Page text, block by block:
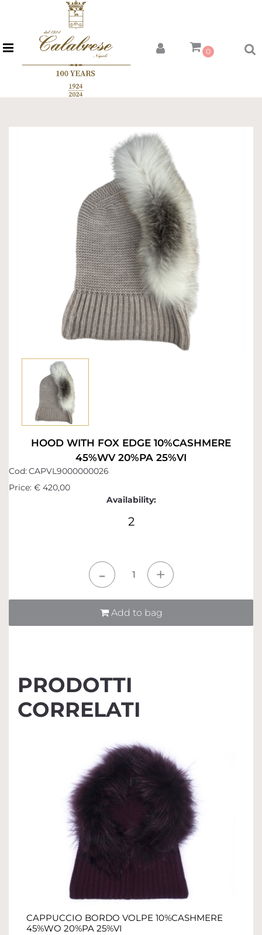
Open menu 0
HOOD WITH FOX EDGE 10%CASHMERE
45%WV 20%PA 25%VI
Cod:CAPVL9000000026
Price: € 420,00
Availability:
2
Add to bag
PRODOTTI
CORRELATI
CAPPUCCIO BORDO VOLPE 10%CASHMERE
45%WO 20%PA 25%VI